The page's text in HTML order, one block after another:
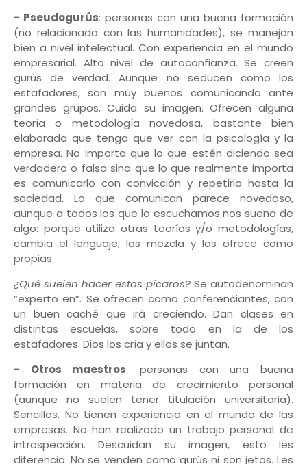
- Pseudogurús: personas con una buena formación
(no relacionada con las humanidades), se manejan
bien a nivel intelectual. Con experiencia en el mundo
empresarial. Alto nivel de autoconfianza. Se creen
gurús de verdad. Aunque no seducen como los
estafadores, son muy buenos comunicando ante
grandes grupos. Cuida su imagen. Ofrecen alguna
teoría o metodología novedosa, bastante bien
elaborada que tenga que ver con la psicología y la
empresa. No importa que lo que estén diciendo sea
verdadero o falso sino que lo que realmente importa
es comunicarlo con convicción y repetirlo hasta la
saciedad. Lo que comunican parece novedoso,
aunque a todos los que lo escuchamos nos suena de
algo: porque utiliza otras teorías y/o metodologías,
cambia el lenguaje, las mezcla y las ofrece como
propias.
¿Qué suelen hacer estos pícaros? Se autodenominan
“experto en”. Se ofrecen como conferenciantes, con
un buen caché que irá creciendo. Dan clases en
distintas escuelas, sobre todo en la de los
estafadores. Dios los cría y ellos se juntan.
- Otros maestros: personas con una buena
formación en materia de crecimiento personal
(aunque no suelen tener titulación universitaria).
Sencillos. No tienen experiencia en el mundo de las
empresas. No han realizado un trabajo personal de
introspección. Descuidan su imagen, esto les
diferencia. No se venden como gurús ni son jetas. Les